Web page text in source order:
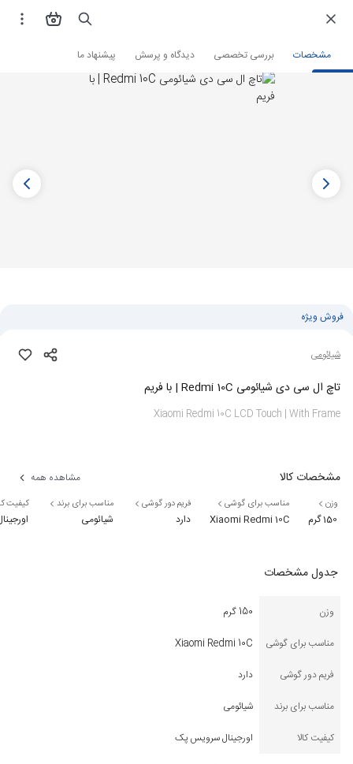
مشخصات بررسی تخصصی دیدگاه و پرسش پیشنهاد ما فروشگاه اینترنتی لوازم جانبی و قطعات موبایل قطعات موبایل
فروش ویژه
شیائومی
تاچ ال سی دی شیائومی Redmi 10C | با فریم
Xiaomi Redmi 10C LCD Touch | With Frame
مشخصات کالا مشاهده همه
وزن
150 گرم
مناسب برای گوشی
Xiaomi Redmi 10C
فریم دور گوشی
دارد
مناسب برای برند
شیائومی
کیفیت
جدول مشخصات
وزن
150 گرم
مناسب برای گوشی
Xiaomi Redmi 10C
فریم دور گوشی
دارد
مناسب برای برند
شیائومی
کیفیت کالا
اورجینال سرویس پک